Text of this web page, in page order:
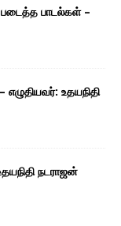
பாடல்கள் –
உதயநிதி
நடராஜன்